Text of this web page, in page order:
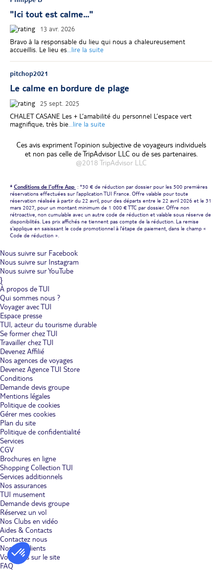
"Ici tout est calme..."
13 avr. 2026
Bravo à la responsable du lieu qui nous a chaleureusement
accueillis. Le lieu es...lire la suite
pitchop2021
Le calme en bordure de plage
25 sept. 2025
CHALET CASANE Les + L’amabilité du personnel L’espace vert
magnifique, très bie ...lire la suite
Ces avis expriment l'opinion subjective de voyageurs individuels
et non pas celle de TripAdvisor LLC ou de ses partenaires.
@2018 TripAdvisor LLC
* Conditions de l'offre App : *30 € de réduction par dossier pour les 500 premières
réservations effectuées sur l'application TUI France. Offre valable pour toute
réservation réalisée à partir du 22 avril, pour des départs entre le 22 avril 2026 et le 31
mars 2027, pour un montant minimum de 1 000 € TTC par dossier. Offre non
rétroactive, non cumulable avec un autre code de réduction et valable sous réserve de
disponibilités. Les prix affichés ne tiennent pas compte de la réduction. La remise
s'applique en saisissant le code promotionnel à l'étape de paiement, dans le champ «
Code de réduction ».
Nous suivre sur Facebook
Nous suivre sur Instagram
Nous suivre sur YouTube
}
À propos de TUI
Qui sommes nous ?
Voyager avec TUI
Espace presse
TUI, acteur du tourisme durable
Se former chez TUI
Travailler chez TUI
Devenez Affilié
Nos agences de voyages
Devenez Agence TUI Store
Conditions
Demande devis groupe
Mentions légales
Politique de cookies
Gérer mes cookies
Plan du site
Politique de confidentialité
Services
CGV
Brochures en ligne
Shopping Collection TUI
Services additionnels
Nos assurances
TUI musement
Demande devis groupe
Réservez un vol
Nos Clubs en vidéo
Aides & Contacts
Contactez nous
Nos avis clients
Votre avis sur le site
FAQ